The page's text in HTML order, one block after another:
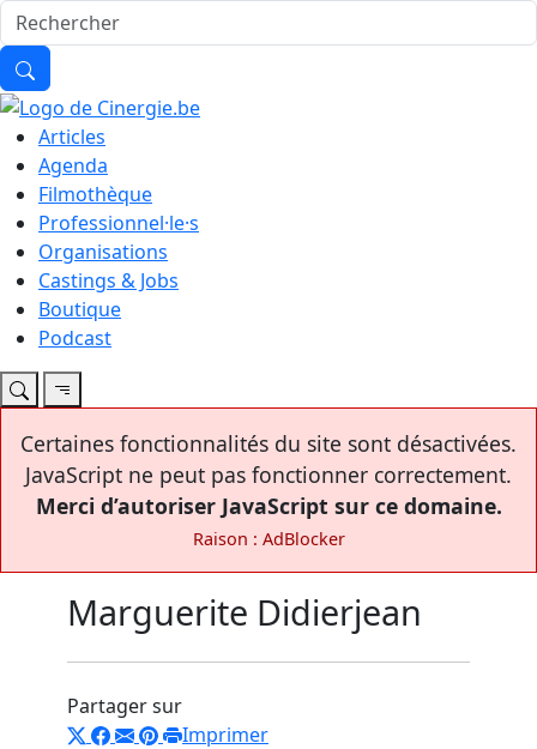
Articles
Agenda
Filmothèque
Professionnel·le·s
Organisations
Castings & Jobs
Boutique
Podcast
Certaines fonctionnalités du site sont désactivées.
JavaScript ne peut pas fonctionner correctement.
Merci d’autoriser JavaScript sur ce domaine.
Raison : AdBlocker
Marguerite Didierjean
Partager sur
Imprimer